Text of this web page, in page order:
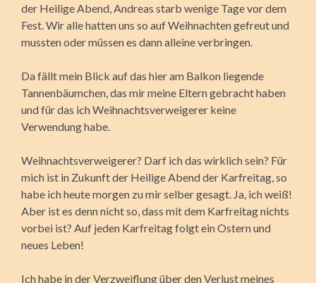
der Heilige Abend, Andreas starb wenige Tage vor dem
Fest. Wir alle hatten uns so auf Weihnachten gefreut und
mussten oder müssen es dann alleine verbringen.
Da fällt mein Blick auf das hier am Balkon liegende
Tannenbäumchen, das mir meine Eltern gebracht haben
und für das ich Weihnachtsverweigerer keine
Verwendung habe.
Weihnachtsverweigerer? Darf ich das wirklich sein? Für
mich ist in Zukunft der Heilige Abend der Karfreitag, so
habe ich heute morgen zu mir selber gesagt. Ja, ich weiß!
Aber ist es denn nicht so, dass mit dem Karfreitag nichts
vorbei ist? Auf jeden Karfreitag folgt ein Ostern und
neues Leben!
Ich habe in der Verzweiflung über den Verlust meines